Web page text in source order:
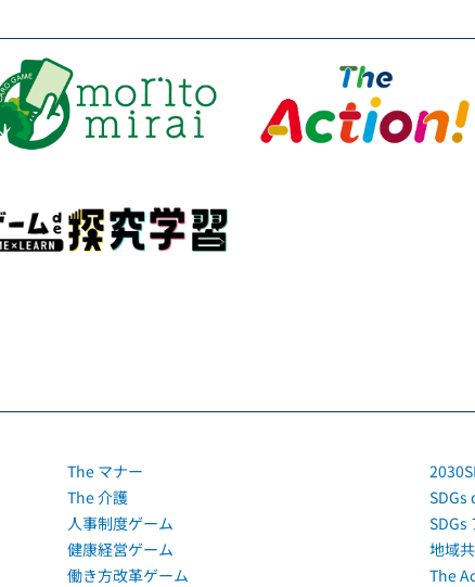
The マナー
The 介護
人事制度ゲーム
健康経営ゲーム
働き方改革ゲーム
SDGs
SDGs
地域
The